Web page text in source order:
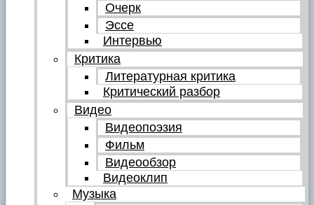
Очерк
Эссе
Интервью
Критика
Литературная критика
Критический разбор
Видео
Видеопоэзия
Фильм
Видеообзор
Видеоклип
Музыка